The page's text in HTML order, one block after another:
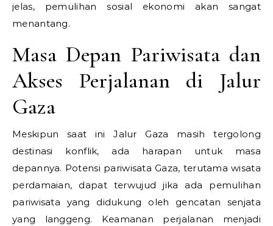
jelas, pemulihan sosial ekonomi akan sangat
menantang.
Masa Depan Pariwisata dan
Akses Perjalanan di Jalur
Gaza
Meskipun saat ini Jalur Gaza masih tergolong
destinasi konflik, ada harapan untuk masa
depannya. Potensi pariwisata Gaza, terutama wisata
perdamaian, dapat terwujud jika ada pemulihan
pariwisata yang didukung oleh gencatan senjata
yang langgeng. Keamanan perjalanan menjadi